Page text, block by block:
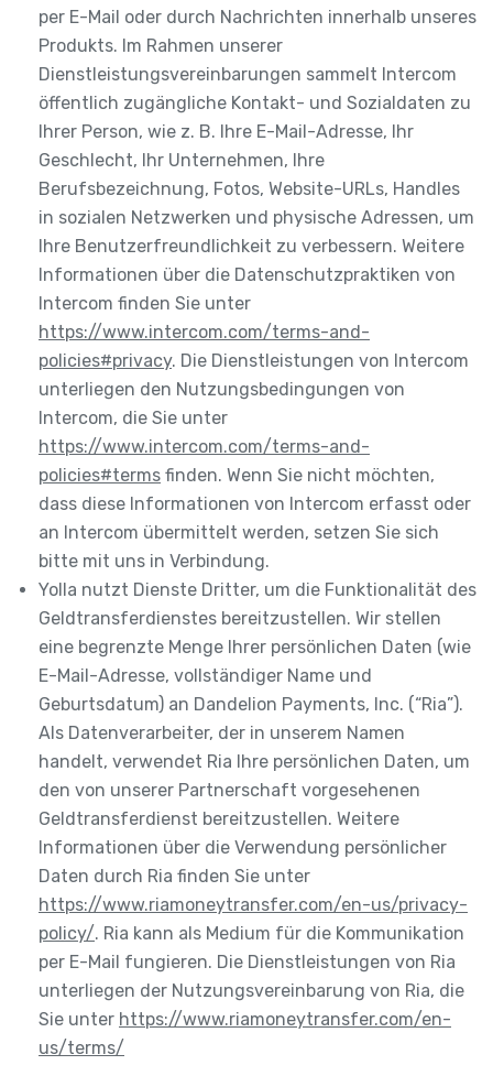
per E-Mail oder durch Nachrichten innerhalb unseres
Produkts. Im Rahmen unserer
Dienstleistungsvereinbarungen sammelt Intercom
öffentlich zugängliche Kontakt- und Sozialdaten zu
Ihrer Person, wie z. B. Ihre E-Mail-Adresse, Ihr
Geschlecht, Ihr Unternehmen, Ihre
Berufsbezeichnung, Fotos, Website-URLs, Handles
in sozialen Netzwerken und physische Adressen, um
Ihre Benutzerfreundlichkeit zu verbessern. Weitere
Informationen über die Datenschutzpraktiken von
Intercom finden Sie unter
https://www.intercom.com/terms-and-
policies#privacy. Die Dienstleistungen von Intercom
unterliegen den Nutzungsbedingungen von
Intercom, die Sie unter
https://www.intercom.com/terms-and-
policies#terms finden. Wenn Sie nicht möchten,
dass diese Informationen von Intercom erfasst oder
an Intercom übermittelt werden, setzen Sie sich
bitte mit uns in Verbindung.
Yolla nutzt Dienste Dritter, um die Funktionalität des
Geldtransferdienstes bereitzustellen. Wir stellen
eine begrenzte Menge Ihrer persönlichen Daten (wie
E-Mail-Adresse, vollständiger Name und
Geburtsdatum) an Dandelion Payments, Inc. (“Ria”).
Als Datenverarbeiter, der in unserem Namen
handelt, verwendet Ria Ihre persönlichen Daten, um
den von unserer Partnerschaft vorgesehenen
Geldtransferdienst bereitzustellen. Weitere
Informationen über die Verwendung persönlicher
Daten durch Ria finden Sie unter
https://www.riamoneytransfer.com/en-us/privacy-
policy/. Ria kann als Medium für die Kommunikation
per E-Mail fungieren. Die Dienstleistungen von Ria
unterliegen der Nutzungsvereinbarung von Ria, die
Sie unter https://www.riamoneytransfer.com/en-
us/terms/